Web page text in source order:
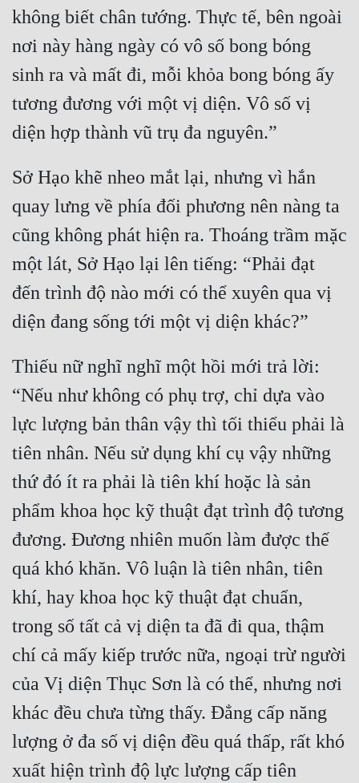
Trùng Sinh
Trọng Sinh
Tu Chân
Vô Địch
Võ Hiệp
Võng Du
Xuyên Không
Xuyên Thư
Điền Văn
Đô Thị
Đồng Nhân
Cẩu Đạo Trường Sinh
Ngự Thú
Truyện Nam
Truyện Nữ
Vô Địch Lưu
Xây Dựng Thế Lực
không biết chân tướng. Thực tế, bên ngoài
nơi này hàng ngày có vô số bong bóng
sinh ra và mất đi, mỗi khỏa bong bóng ấy
tương đương với một vị diện. Vô số vị
Sở Hạo khẽ nheo mắt lại, nhưng vì hắn
quay lưng về phía đối phương nên nàng ta
cũng không phát hiện ra. Thoáng trầm mặc
một lát, Sở Hạo lại lên tiếng: “Phải đạt
đến trình độ nào mới có thể xuyên qua vị
Thiếu nữ nghĩ nghĩ một hồi mới trả lời:
“Nếu như không có phụ trợ, chỉ dựa vào
lực lượng bản thân vậy thì tối thiểu phải là
tiên nhân. Nếu sử dụng khí cụ vậy những
thứ đó ít ra phải là tiên khí hoặc là sản
phẩm khoa học kỹ thuật đạt trình độ tương
đương. Đương nhiên muốn làm được thế
quá khó khăn. Vô luận là tiên nhân, tiên
khí, hay khoa học kỹ thuật đạt chuẩn,
trong số tất cả vị diện ta đã đi qua, thậm
chí cả mấy kiếp trước nữa, ngoại trừ người
của Vị diện Thục Sơn là có thể, nhưng nơi
khác đều chưa từng thấy. Đẳng cấp năng
lượng ở đa số vị diện đều quá thấp, rất khó
xuất hiện trình độ lực lượng cấp tiên